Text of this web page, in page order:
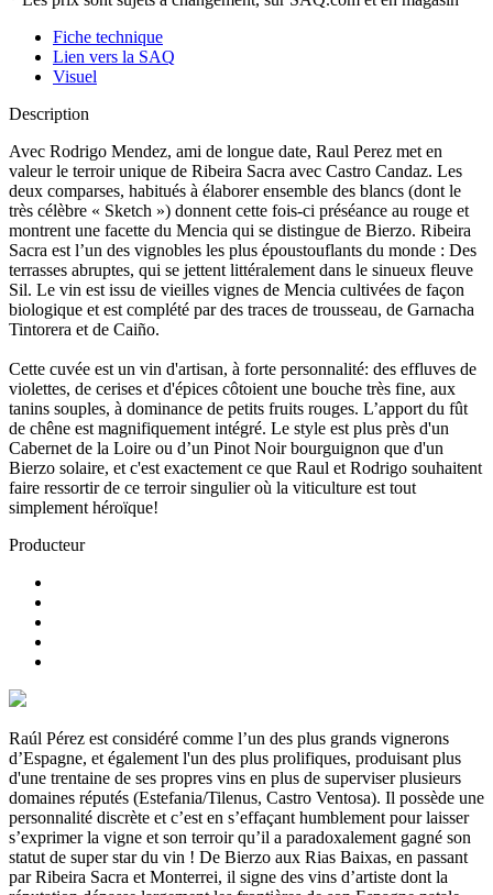
Fiche technique
Lien vers la SAQ
Visuel
Description
Avec Rodrigo Mendez, ami de longue date, Raul Perez met en
valeur le terroir unique de Ribeira Sacra avec Castro Candaz. Les
deux comparses, habitués à élaborer ensemble des blancs (dont le
très célèbre « Sketch ») donnent cette fois-ci préséance au rouge et
montrent une facette du Mencia qui se distingue de Bierzo. Ribeira
Sacra est l’un des vignobles les plus époustouflants du monde : Des
terrasses abruptes, qui se jettent littéralement dans le sinueux fleuve
Sil. Le vin est issu de vieilles vignes de Mencia cultivées de façon
biologique et est complété par des traces de trousseau, de Garnacha
Tintorera et de Caiño.
Cette cuvée est un vin d'artisan, à forte personnalité: des effluves de
violettes, de cerises et d'épices côtoient une bouche très fine, aux
tanins souples, à dominance de petits fruits rouges. L’apport du fût
de chêne est magnifiquement intégré. Le style est plus près d'un
Cabernet de la Loire ou d’un Pinot Noir bourguignon que d'un
Bierzo solaire, et c'est exactement ce que Raul et Rodrigo souhaitent
faire ressortir de ce terroir singulier où la viticulture est tout
simplement héroïque!
Producteur
Raúl Pérez est considéré comme l’un des plus grands vignerons
d’Espagne, et également l'un des plus prolifiques, produisant plus
d'une trentaine de ses propres vins en plus de superviser plusieurs
domaines réputés (Estefania/Tilenus, Castro Ventosa). Il possède une
personnalité discrète et c’est en s’effaçant humblement pour laisser
s’exprimer la vigne et son terroir qu’il a paradoxalement gagné son
statut de super star du vin ! De Bierzo aux Rias Baixas, en passant
par Ribeira Sacra et Monterrei, il signe des vins d’artiste dont la